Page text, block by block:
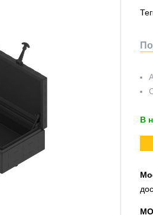
В